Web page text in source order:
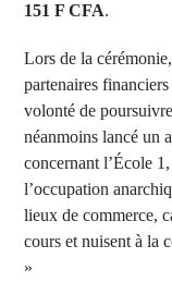
151 F CFA.
Lors de la
partenaires
volonté de
néanmoins lancé un
concernant l’École
l’occupation
lieux de commerce,
cours et nuisent à la
»